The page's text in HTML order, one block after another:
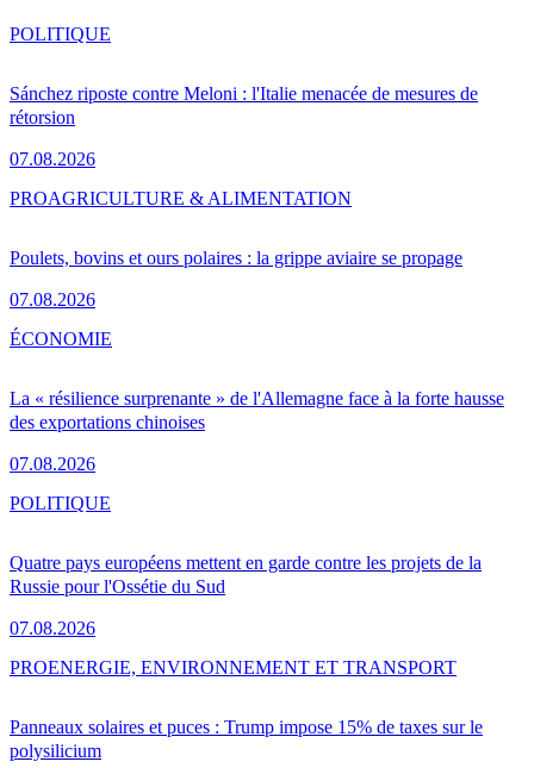
Sánchez riposte contre Meloni : l'Italie menacée de mesures de
rétorsion
07.08.2026
POLITIQUE
Poulets, bovins et ours polaires : la grippe aviaire se propage
07.08.2026
PROAGRICULTURE & ALIMENTATION
La « résilience surprenante » de l'Allemagne face à la forte hausse
des exportations chinoises
07.08.2026
ÉCONOMIE
Quatre pays européens mettent en garde contre les projets de la
Russie pour l'Ossétie du Sud
07.08.2026
POLITIQUE
Panneaux solaires et puces : Trump impose 15% de taxes sur le
polysilicium
PROENERGIE, ENVIRONNEMENT ET TRANSPORT